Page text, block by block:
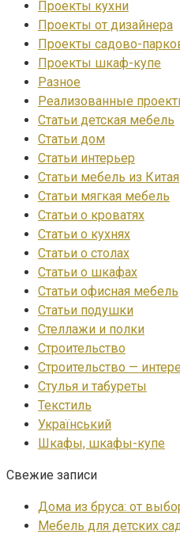
Проекты кухни
Проекты от дизайнера
Проекты садово-
Проекты шкаф-купе
Разное
Реализованные
Статьи детская мебель
Статьи дом
Статьи интерьер
Статьи мебель из Китая
Статьи мягкая мебель
Статьи о кроватях
Статьи о кухнях
Статьи о столах
Статьи о шкафах
Статьи офисная мебель
Статьи подушки
Стеллажи и полки
Строительство
Строительство —
Стулья и табуреты
Текстиль
Український
Шкафы, шкафы-купе
Свежие записи
Дома из бруса: от
Мебель для детских